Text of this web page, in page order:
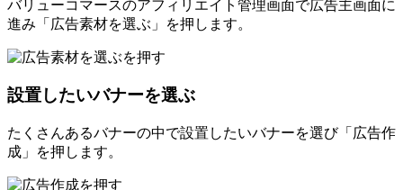
バリューコマースのアフィリエイト管理画面で広告主画面に
進み「広告素材を選ぶ」を押します。
設置したいバナーを選ぶ
たくさんあるバナーの中で設置したいバナーを選び「広告作
成」を押します。